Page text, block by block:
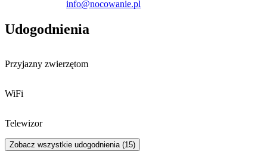
hotelowa kończy się o godzinie 10:00. Obiekt akceptuje płatności w
info@nocowanie.pl
Udogodnienia
Przyjazny zwierzętom
WiFi
Telewizor
Zobacz wszystkie udogodnienia (15)